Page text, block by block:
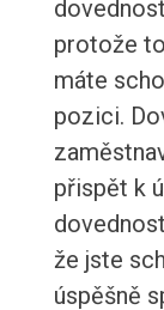
protože
máte
pozici.
přispět k
že jste
úspěšně